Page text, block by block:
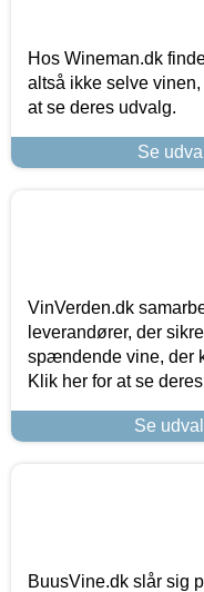
Hos Wineman.dk
altså ikke selve
at se deres udvalg.
Se
VinVerden.dk
leverandører, der
spændende vine, der
Klik her for at se
Se
BuusVine.dk slår sig